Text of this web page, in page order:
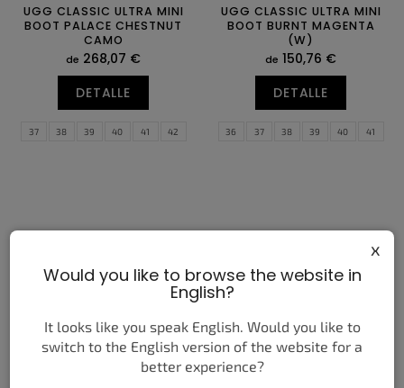
UGG CLASSIC ULTRA MINI
BOOT PALACE CHESTNUT
CAMO
de 268,07 €
DETALLE
37 38 39 40 41
42
UGG CLASSIC ULTRA MINI
BOOT BURNT MAGENTA
(W)
de 150,76 €
DETALLE
36 37 38 39 40
41
UGG CLASSIC ULTRA MINI
BOOT DUSTED COCOA
UGG CLASSIC ULTRA MINI
PLATFORM BOOT BURNT
Would you like to browse the website in
English?
x
It looks like you speak English. Would you like to
switch to the English version of the website for a
better experience?